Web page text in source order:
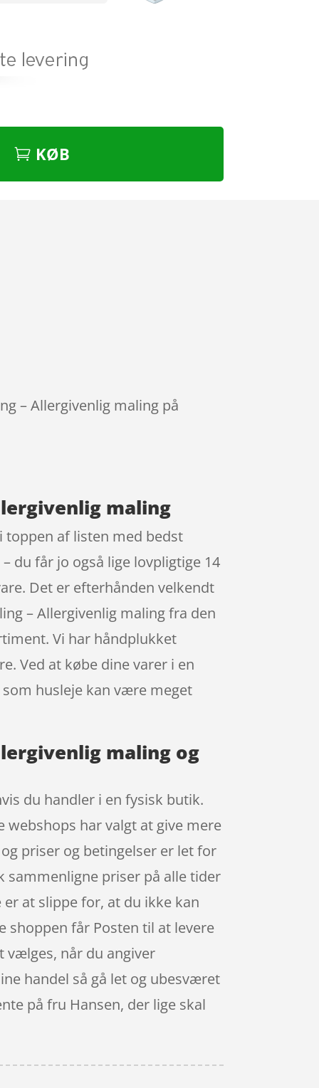
KØB
– Allergivenlig maling på
maling
i toppen af listen med bedst
du får jo også lige lovpligtige 14
Det er efterhånden velkendt
– Allergivenlig maling fra den
Vi har håndplukket
Ved at købe dine varer i en
husleje kan være meget
maling og
du handler i en fysisk butik.
webshops har valgt at give mere
priser og betingelser er let for
sammenligne priser på alle tider
at slippe for, at du ikke kan
shoppen får Posten til at levere
vælges, når du angiver
handel så gå let og ubesværet
på fru Hansen, der lige skal